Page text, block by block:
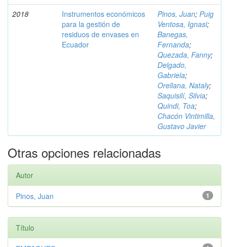
2018
Instrumentos económicos
para la gestión de
residuos de envases en
Ecuador
Pinos, Juan; Puig
Ventosa, Ignasi;
Banegas,
Fernanda;
Quezada, Fanny;
Delgado,
Gabriela;
Orellana, Nataly;
Saquisilí, Silvia;
Quindi, Toa;
Chacón Vintimilla,
Gustavo Javier
Otras opciones relacionadas
Autor
1
Pinos, Juan
Título